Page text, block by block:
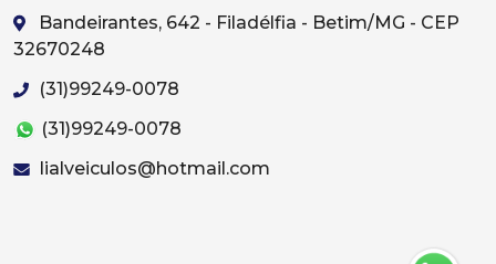
Bandeirantes, 642 - Filadélfia - Betim/MG - CEP
32670248
(31)99249-0078
(31)99249-0078
lialveiculos@hotmail.com